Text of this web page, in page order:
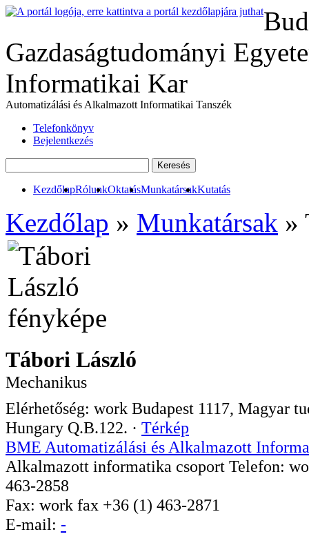
Gazdaságtudományi
Informatikai Kar
Automatizálási és Alkalmazott Informatikai Tanszék
Telefonkönyv
Bejelentkezés
KezdőlapRólunkOktatásMunkatársakKutatás
Kezdőlap » Munkatársak »
Tábori László
Mechanikus
Elérhetőség: work Budapest 1117, Magyar
Hungary Q.B.122. · Térkép
BME Automatizálási és Alkalmazott
Alkalmazott informatika csoport Telefon:
463-2858
Fax: work fax +36 (1) 463-2871
E-mail: -